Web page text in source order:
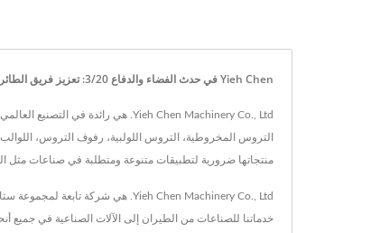
Yieh Chen في حدث الفضاء والدفاع 3/20: تعزيز فريق الطائرات بدون طيار الوطني | آلات لف السلاسل لـ Yieh Chen: معدات أساسية لنظم الدفع في السيارات والطيران.
منتجاتها ضرورية لتطبيقات متنوعة ومتطلبة في صناعات مثل